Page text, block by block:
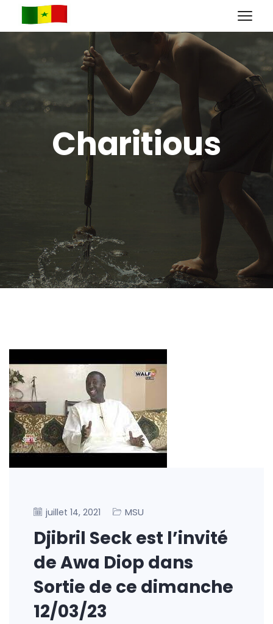
Charitious
juillet 14, 2021 MSU
Djibril Seck est l’invité
de Awa Diop dans
Sortie de ce dimanche
12/03/23